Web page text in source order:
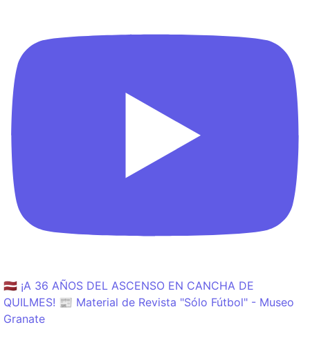
🇱🇻 ¡A 36 AÑOS DEL ASCENSO EN CANCHA DE
QUILMES! 📰 Material de Revista "Sólo Fútbol" - Museo
Granate